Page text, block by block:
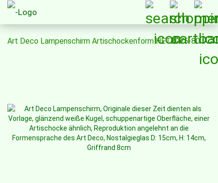
Art Deco Lampenschirm Artischockenform HET2075-80